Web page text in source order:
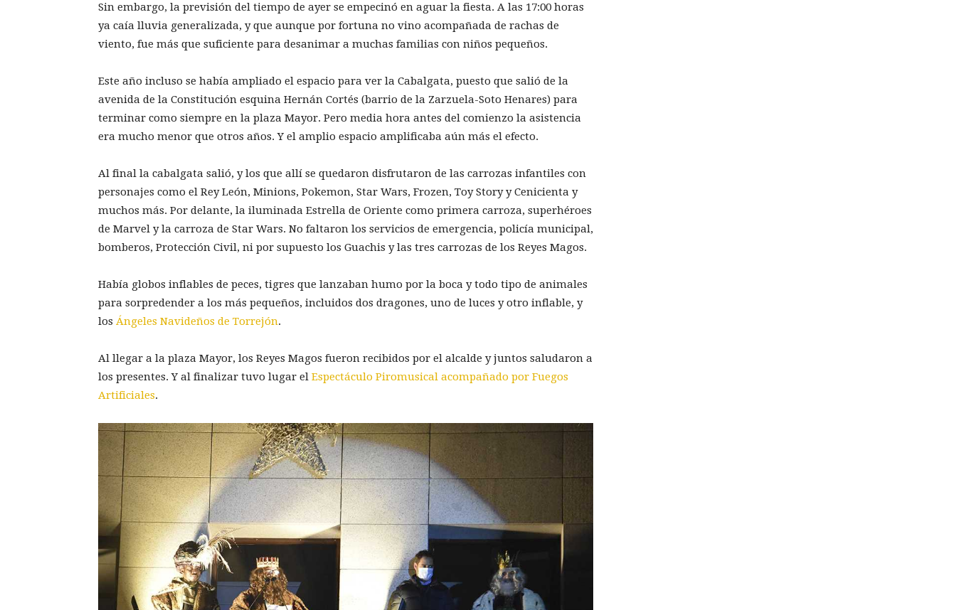
Sin embargo, la previsión del tiempo de ayer se empecinó en aguar la fiesta. A las 17:00 horas
ya caía lluvia generalizada, y que aunque por fortuna no vino acompañada de rachas de
viento, fue más que suficiente para desanimar a muchas familias con niños pequeños.
Este año incluso se había ampliado el espacio para ver la Cabalgata, puesto que salió de la
avenida de la Constitución esquina Hernán Cortés (barrio de la Zarzuela-Soto Henares) para
terminar como siempre en la plaza Mayor. Pero media hora antes del comienzo la asistencia
era mucho menor que otros años. Y el amplio espacio amplificaba aún más el efecto.
Al final la cabalgata salió, y los que allí se quedaron disfrutaron de las carrozas infantiles con
personajes como el Rey León, Minions, Pokemon, Star Wars, Frozen, Toy Story y Cenicienta y
muchos más. Por delante, la iluminada Estrella de Oriente como primera carroza, superhéroes
de Marvel y la carroza de Star Wars. No faltaron los servicios de emergencia, policía municipal,
bomberos, Protección Civil, ni por supuesto los Guachis y las tres carrozas de los Reyes Magos.
Había globos inflables de peces, tigres que lanzaban humo por la boca y todo tipo de animales
para sorpredender a los más pequeños, incluidos dos dragones, uno de luces y otro inflable, y
los Ángeles Navideños de Torrejón.
Al llegar a la plaza Mayor, los Reyes Magos fueron recibidos por el alcalde y juntos saludaron a
los presentes. Y al finalizar tuvo lugar el Espectáculo Piromusical acompañado por Fuegos
Artificiales.